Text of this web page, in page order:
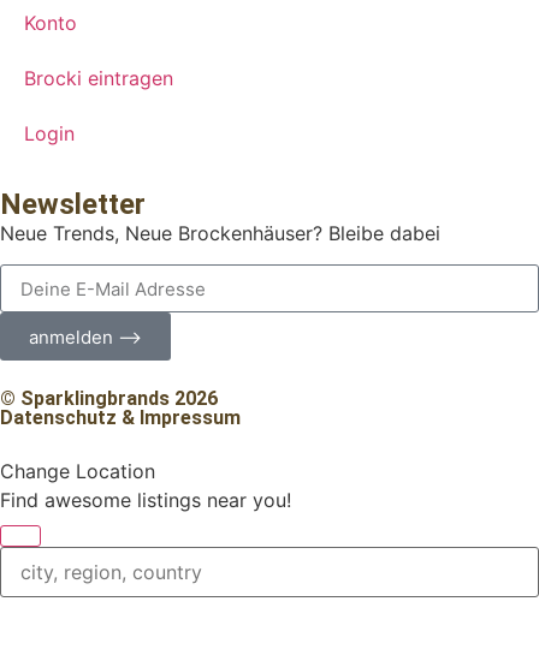
Konto
Brocki eintragen
Login
Newsletter
Neue Trends, Neue Brockenhäuser? Bleibe dabei
anmelden ⟶
© Sparklingbrands 2026
Datenschutz & Impressum
Change Location
Find awesome listings near you!
Change Location